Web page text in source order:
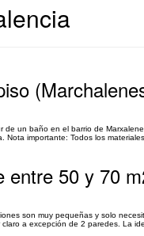
un baño en el barrio de
importante: Todos los
50 y 70
son muy pequeñas y solo
a excepción de 2 paredes. La